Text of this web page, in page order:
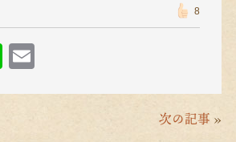
8
Li
n
E
次の記事 »